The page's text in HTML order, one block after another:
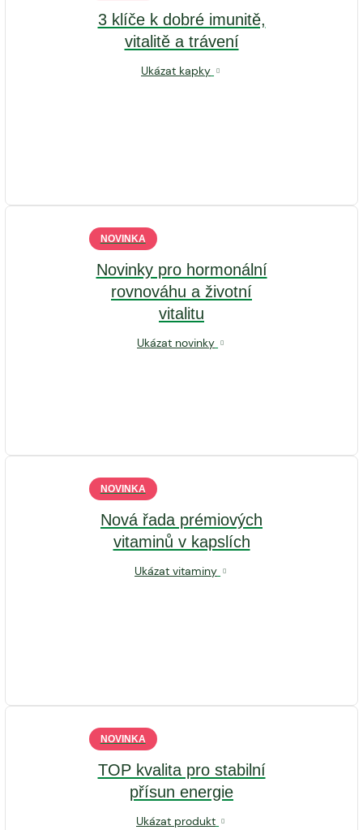
3 klíče k dobré imunitě,
vitalitě a trávení
Ukázat kapky
NOVINKA
Novinky pro hormonální
rovnováhu a životní
vitalitu
Ukázat novinky
NOVINKA
Nová řada prémiových
vitaminů v kapslích
Ukázat vitaminy
NOVINKA
TOP kvalita pro stabilní
přísun energie
Ukázat produkt